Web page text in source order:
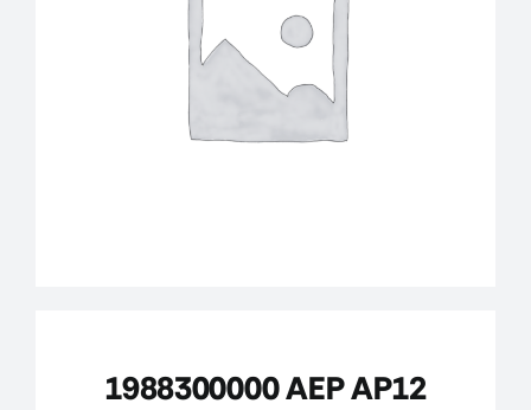
1988300000 AEP AP12